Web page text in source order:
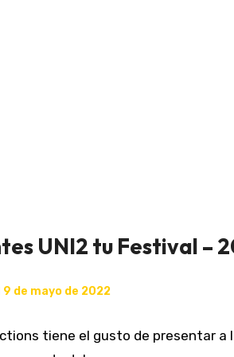
UNI2 tu Festival –
9 de mayo de 2022